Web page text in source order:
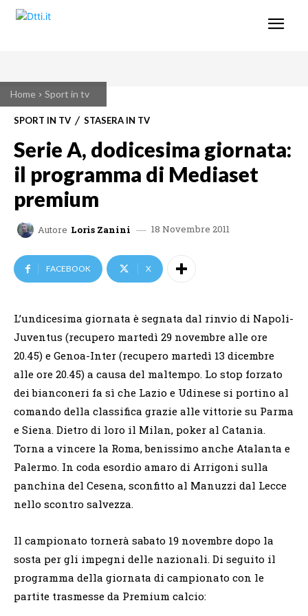
Home Sport in tv
SPORT IN TV STASERA IN TV
Serie A, dodicesima giornata:
il programma di Mediaset
premium
Autore Loris Zanini 18 Novembre 2011
FACEBOOK X
L’undicesima giornata è segnata dal rinvio di Napoli-
Juventus (recupero martedì 29 novembre alle ore
20.45) e Genoa-Inter (recupero martedì 13 dicembre
alle ore 20.45) a causa del maltempo. Lo stop forzato
dei bianconeri fa sì che Lazio e Udinese si portino al
comando della classifica grazie alle vittorie su Parma
e Siena. Dietro di loro il Milan, poker al Catania.
Torna a vincere la Roma, benissimo anche Atalanta e
Palermo. In coda esordio amaro di Arrigoni sulla
panchina del Cesena, sconfitto al Manuzzi dal Lecce
nello scontro salvezza.
Il campionato tornerà sabato 19 novembre dopo la
sosta per gli impegni delle nazionali. Di seguito il
programma della giornata di campionato con le
partite trasmesse da Premium calcio: